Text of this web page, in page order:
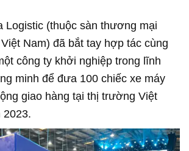
Logistic (thuộc sàn thương mại
Nam) đã bắt tay hợp tác cùng
công ty khởi nghiệp trong lĩnh
minh để đưa 100 chiếc xe máy
giao hàng tại thị trường Việt
2023.